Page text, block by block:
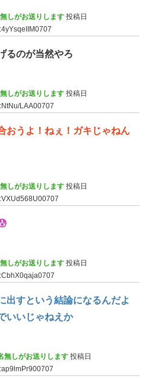
しがお送りします 投稿日
るのが当然やろ
しがお送りします 投稿日
LAA00707
おうよ！ねぇ！ガキじゃねん
しがお送りします 投稿日
しがお送りします 投稿日
出すという結論になるんだよ
いいじゃねえか
無しがお送りします 投稿日